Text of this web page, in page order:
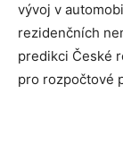
vývoj v
rezidenčních
predikci České
pro rozpočtové